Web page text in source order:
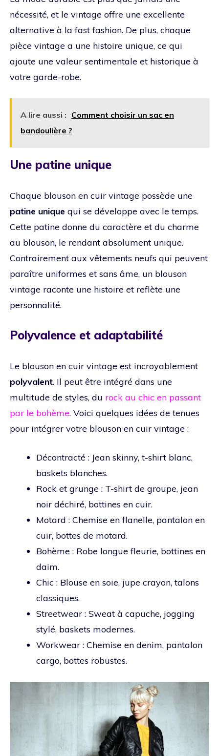
nécessité, et le vintage offre une excellente
alternative à la fast fashion. De plus, chaque
pièce vintage a une histoire unique, ce qui
ajoute une valeur sentimentale et historique à
votre garde-robe.
A lire aussi : Comment choisir un sac en
bandoulière ?
Une patine unique
Chaque blouson en cuir vintage possède une
patine unique qui se développe avec le temps.
Cette patine donne du caractère et du charme
au blouson, le rendant absolument unique.
Contrairement aux vêtements neufs qui peuvent
paraître uniformes et sans âme, un blouson
vintage raconte une histoire et reflète une
personnalité.
Polyvalence et adaptabilité
Le blouson en cuir vintage est incroyablement
polyvalent. Il peut être intégré dans une
multitude de styles, du rock au chic en passant
par le bohème. Voici quelques idées de tenues
pour intégrer votre blouson en cuir vintage :
Décontracté : Jean skinny, t-shirt blanc,
baskets blanches.
Rock et grunge : T-shirt de groupe, jean
noir déchiré, bottines en cuir.
Motard : Chemise en flanelle, pantalon en
cuir, bottes de motard.
Bohème : Robe longue fleurie, bottines en
daim.
Chic : Blouse en soie, jupe crayon, talons
classiques.
Streetwear : Sweat à capuche, jogging
stylé, baskets modernes.
Workwear : Chemise en denim, pantalon
cargo, bottes robustes.